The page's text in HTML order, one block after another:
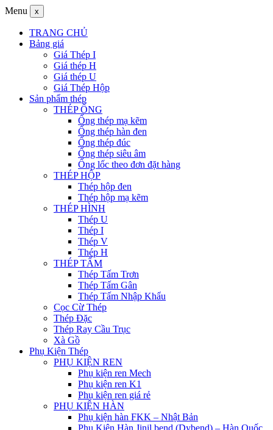
Menu x
TRANG CHỦ
Bảng giá
Giá Thép I
Giá thép H
Giá thép U
Giá Thép Hộp
Sản phẩm thép
THÉP ỐNG
Ống thép mạ kẽm
Ống thép hàn đen
Ống thép đúc
Ống thép siêu âm
Ống lốc theo đơn đặt hàng
THÉP HỘP
Thép hộp đen
Thép hộp mạ kẽm
THÉP HÌNH
Thép U
Thép I
Thép V
Thép H
THÉP TẤM
Thép Tấm Trơn
Thép Tấm Gân
Thép Tấm Nhập Khẩu
Cọc Cừ Thép
Thép Đặc
Thép Ray Cầu Trục
Xà Gồ
Phụ Kiện Thép
PHỤ KIỆN REN
Phụ kiện ren Mech
Phụ kiện ren K1
Phụ kiện ren giá rẻ
PHỤ KIỆN HÀN
Phụ kiện hàn FKK – Nhật Bản
Phụ Kiện Hàn Jinil bend (Dybend) – Hàn Quốc